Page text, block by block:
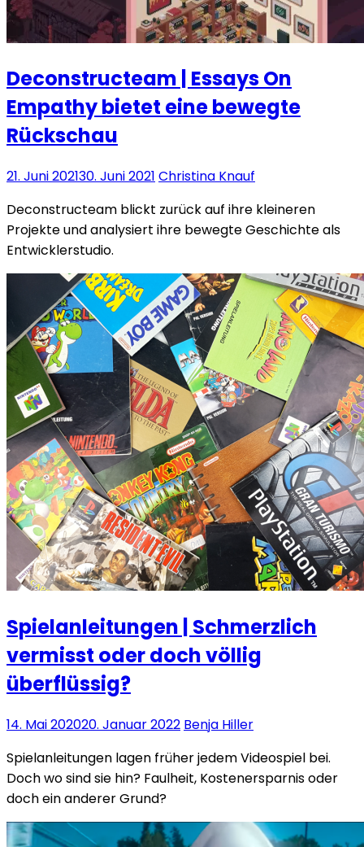
Deconstructeam | Essays On
Empathy bietet eine bewegte
Rückschau
21. Juni 202130. Juni 2021 Christina Knauf
Deconstructeam blickt zurück auf ihre kleineren
Projekte und analysiert ihre bewegte Geschichte als
Entwicklerstudio.
Spielanleitungen | Schmerzlich
vermisst oder doch völlig
überflüssig?
14. Mai 202020. Januar 2022 Benja Hiller
Spielanleitungen lagen früher jedem Videospiel bei.
Doch wo sind sie hin? Faulheit, Kostenersparnis oder
doch ein anderer Grund?